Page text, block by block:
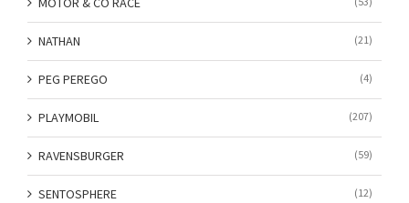
NATHAN (21)
PEG PEREGO (4)
PLAYMOBIL (207)
RAVENSBURGER (59)
SENTOSPHERE (12)